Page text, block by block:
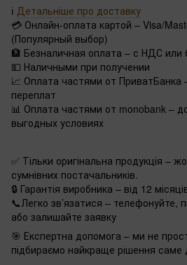
ℹ️ Детальніше про доставку
💳 Онлайн-оплата картой – Visa/
(Популярный выбор)
🏦 Безналичная оплата – с НДС или
💵 Наличными при получении
📈 Оплата частями от ПриватБанка
переплат
📊 Оплата частями от monobank –
выгодных условиях
✅ Тільки оригінальна продукція –
сумнівних постачальників.
🔒 Гарантія виробника – від 12
📞Легко зв’язатися – телефонуйте,
або залишайте заявку
🎯 Експертна допомога – ми не
підбираємо найкраще рішення